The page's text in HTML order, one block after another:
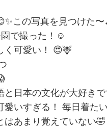
この写真を見つけた〜
で撮った！☺️
く可愛い！ 😍🦌
と日本の文化が大好き
愛いすぎる！ 毎日着た
はあまり覚えていない🤣